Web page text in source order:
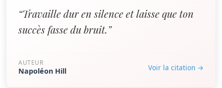
“Travaille dur en silence et laisse que ton
succès fasse du bruit.”
AUTEUR
Napoléon Hill Voir la citation →